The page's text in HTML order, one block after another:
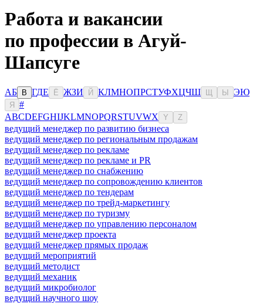
Работа и вакансии
по профессии в Агуй-
Шапсуге
АБ В ГДЕ Ё ЖЗИ Й КЛМНОПРСТУФХЦЧШ Ы ЭЮ
Я
#
ABCDEFGHIJKLMNOPQRSTUVWX Y Z
ведущий менеджер по развитию бизнеса
ведущий менеджер по региональным продажам
ведущий менеджер по рекламе
ведущий менеджер по рекламе и PR
ведущий менеджер по снабжению
ведущий менеджер по сопровождению клиентов
ведущий менеджер по тендерам
ведущий менеджер по трейд-маркетингу
ведущий менеджер по туризму
ведущий менеджер по управлению персоналом
ведущий менеджер проекта
ведущий менеджер прямых продаж
ведущий мероприятий
ведущий методист
ведущий механик
ведущий микробиолог
ведущий научного шоу